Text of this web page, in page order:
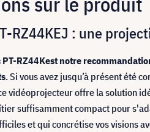
RZ44KEJ : une
PT-RZ44Kest notre
. Si vous avez jusqu’à présent été
vidéoprojecteur offre la solution
suffisamment compact pour
et qui concrétise vos visions